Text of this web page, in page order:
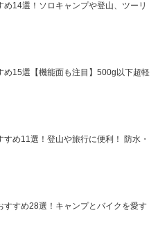
め14選！ソロキャンプや登山、ツーリ
め15選【機能面も注目】500g以下超軽
め11選！登山や旅行に便利！ 防水・
すすめ28選！キャンプとバイクを愛す